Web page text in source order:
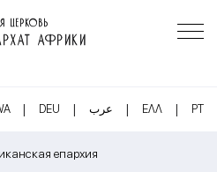
ЦЕРКОВЬ
АФРИКИ
| DEU | عرب | ΕΛΛ | PT
епархия